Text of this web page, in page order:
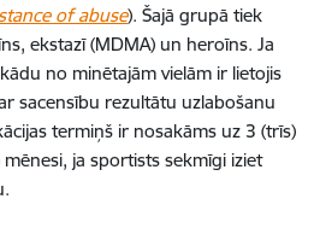
of abuse). Šajā grupā tiek
ekstazī (MDMA) un heroīns. Ja
no minētajām vielām ir lietojis
sacensību rezultātu uzlabošanu
termiņš ir nosakāms uz 3 (trīs)
ja sportists sekmīgi iziet